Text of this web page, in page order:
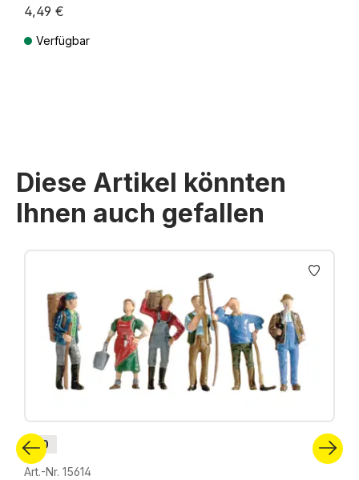
4,49 €
Verfügbar
Diese Artikel könnten
Ihnen auch gefallen
Produktgalerie überspringen
H0
Art.-Nr. 15614